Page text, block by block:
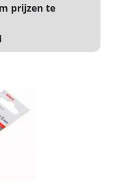
prijzen te